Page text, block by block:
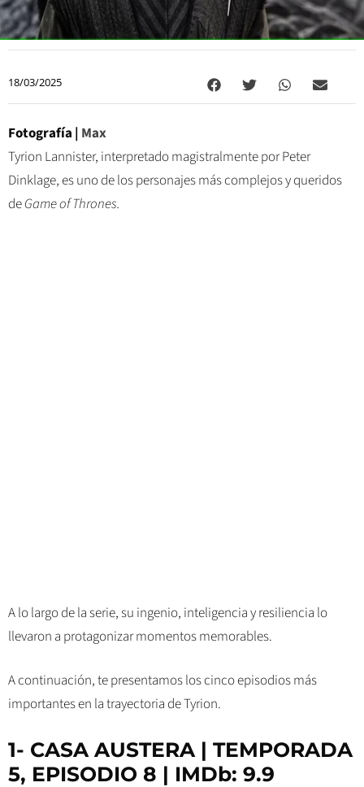
18/03/2025
Fotografía | Max
Tyrion Lannister, interpretado magistralmente por Peter
Dinklage, es uno de los personajes más complejos y queridos
deGame of Thrones.
A lo largo de la serie, su ingenio, inteligencia y resiliencia lo
llevaron a protagonizar momentos memorables.
A continuación, te presentamos los cinco episodios más
importantes en la trayectoria de Tyrion.
1- CASA AUSTERA | TEMPORADA
5, EPISODIO 8 | IMDb: 9.9